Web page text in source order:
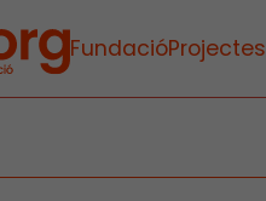
FundacióProjectes